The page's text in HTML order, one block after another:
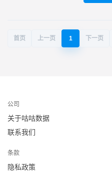
首页 上一页 1 下一页
公司
关于咕咕数据
联系我们
条款
隐私政策